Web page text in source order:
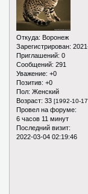
Откуда: Воронеж
Зарегистрирован:
Приглашений: 0
Сообщений: 291
Уважение: +0
Позитив: +0
Пол: Женский
Возраст: 33 [1992-10-
Провел на форуме:
6 часов 11 минут
Последний визит:
2022-03-04 02:19:46